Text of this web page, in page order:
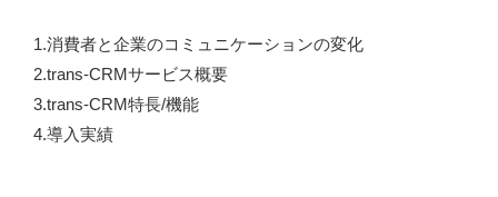
1.消費者と企業のコミュニケーションの変化
2.trans-CRMサービス概要
3.trans-CRM特長/機能
4.導入実績